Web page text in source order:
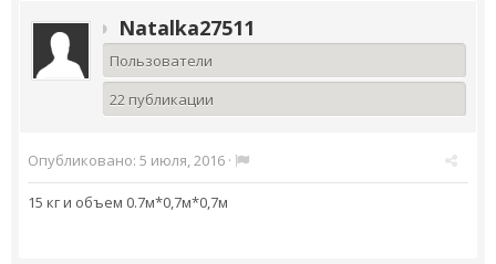
Natalka27511
Пользователи
22 публикации
Опубликовано: 5 июля, 2016 ·
15 кг и объем 0.7м*0,7м*0,7м